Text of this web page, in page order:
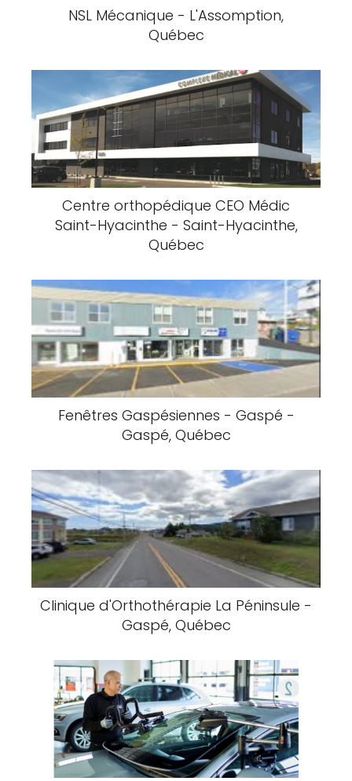
Clinique d'Orthothérapie La Péninsule -
Gaspé, Québec
Lebeau Vitres d'autos Baie Comeau -
Baie-Comeau, Québec
Vitrerie de la Vallée - Vitrerie Gatineau
- Vitrerie Outaouais - Gatineau,
Québec
Clinique Podiatrique de Chomedey -
Laval, Québec